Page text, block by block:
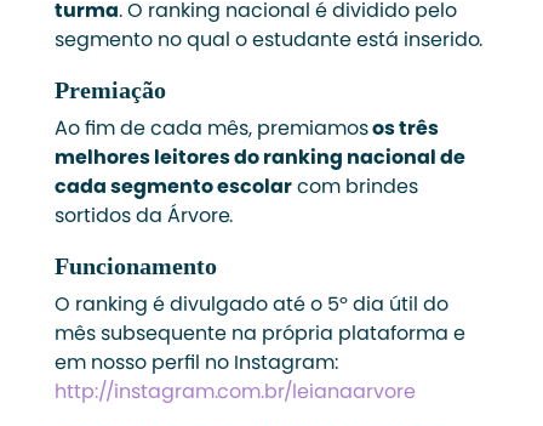
turma. O ranking nacional é dividido pelo
segmento no qual o estudante está inserido.
Premiação
Ao fim de cada mês, premiamosos três
melhores leitores do ranking nacional de
cada segmento escolarcom brindes
sortidos da Árvore.
Funcionamento
O ranking é divulgado até o 5º dia útil do
mês subsequente na própria plataforma e
em nosso perfil no Instagram:
http://instagram.com.br/leianaarvore